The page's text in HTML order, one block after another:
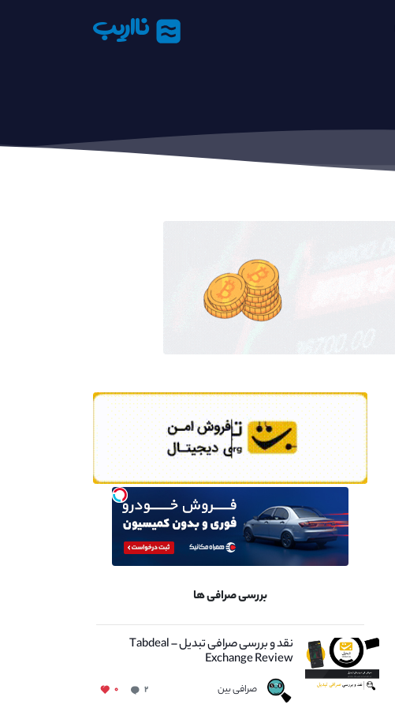
نااریب
بررسی صرافی ها
نقد و بررسی صرافی تبدیل – Tabdeal
Exchange Review
صرافی بین ۲ ۰